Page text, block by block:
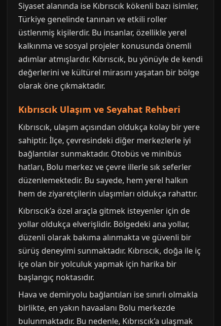
Siyaset alanında ise Kıbrıscık kökenli bazı isimler,
Türkiye genelinde tanınan ve etkili roller
üstlenmiş kişilerdir. Bu insanlar, özellikle yerel
kalkınma ve sosyal projeler konusunda önemli
adımlar atmışlardır. Kıbrıscık, bu yönüyle de kendi
değerlerini ve kültürel mirasını yaşatan bir bölge
olarak öne çıkmaktadır.
Kıbrıscık Ulaşım ve Seyahat Rehberi
Kıbrıscık, ulaşım açısından oldukça kolay bir yere
sahiptir. İlçe, çevresindeki diğer merkezlerle iyi
bağlantılar sunmaktadır. Otobüs ve minibüs
hatları, Bolu merkez ve çevre illerle sık seferler
düzenlemektedir. Bu sayede, hem yerel halkın
hem de ziyaretçilerin ulaşımları oldukça rahattır.
Kıbrıscık’a özel araçla gitmek isteyenler için de
yollar oldukça elverişlidir. Bölgedeki ana yollar,
düzenli olarak bakıma alınmakta ve güvenli bir
sürüş deneyimi sunmaktadır. Kıbrıscık, doğa ile iç
içe olan bir yolculuk yapmak için harika bir
başlangıç noktasıdır.
Hava ve demiryolu bağlantıları ise sınırlı olmakla
birlikte, en yakın havaalanı Bolu merkezde
bulunmaktadır. Bu nedenle, Kıbrıscık’a ulaşmak